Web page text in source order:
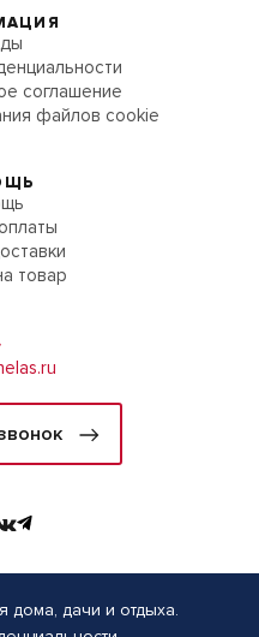
соглашение
файлов cookie
товар
дома, дачи и отдыха.